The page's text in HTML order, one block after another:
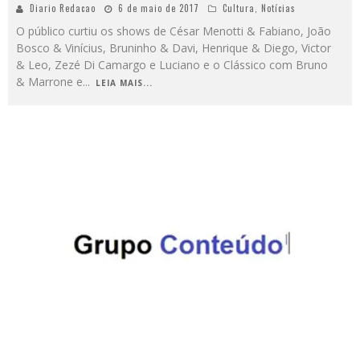
Diario Redacao 6 de maio de 2017 Cultura Notícias
O público curtiu os shows de César Menotti & Fabiano, João
Bosco & Vinícius, Bruninho & Davi, Henrique & Diego, Victor
& Leo, Zezé Di Camargo e Luciano e o Clássico com Bruno
& Marrone e... LEIA MAIS...